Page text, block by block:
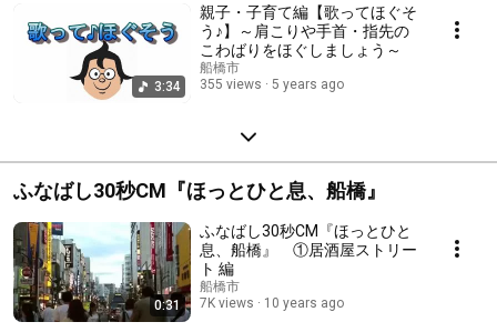
3:34
親子・子育て編【歌ってほぐそ
う♪】～肩こりや手首・指先の
こわばりをほぐしましょう～
船橋市
355 views
5 years ago
ふなばし30秒CM『ほっとひと息、船橋』
0:31
ふなばし30秒CM『ほっとひと
息、船橋』 ①居酒屋ストリー
ト 編
船橋市
7K views
10 years ago